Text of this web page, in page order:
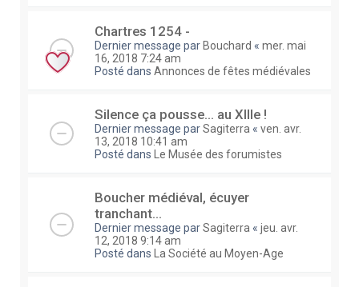
Chartres 1254 -
Dernier message par Bouchard « mer. mai
16, 2018 7:24 am
Posté dans Annonces de fêtes médiévales
Silence ça pousse... au XIIIe !
Dernier message parSagiterra « ven. avr.
13, 2018 10:41 am
Posté dans
Le Musée des forumistes
Boucher médiéval, écuyer
tranchant...
Dernier message parSagiterra « jeu. avr.
12, 2018 9:14 am
Posté dans
La Société au Moyen-Age